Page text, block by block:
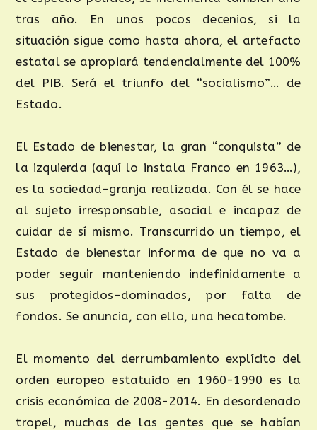
tras año. En unos pocos decenios, si la
situación sigue como hasta ahora, el artefacto
estatal se apropiará tendencialmente del 100%
del PIB. Será el triunfo del “socialismo”… de
Estado.
El Estado de bienestar, la gran “conquista” de
la izquierda (aquí lo instala Franco en 1963…),
es la sociedad-granja realizada. Con él se hace
al sujeto irresponsable, asocial e incapaz de
cuidar de sí mismo. Transcurrido un tiempo, el
Estado de bienestar informa de que no va a
poder seguir manteniendo indefinidamente a
sus protegidos-dominados, por falta de
fondos. Se anuncia, con ello, una hecatombe.
El momento del derrumbamiento explícito del
orden europeo estatuido en 1960-1990 es la
crisis económica de 2008-2014. En desordenado
tropel, muchas de las gentes que se habían